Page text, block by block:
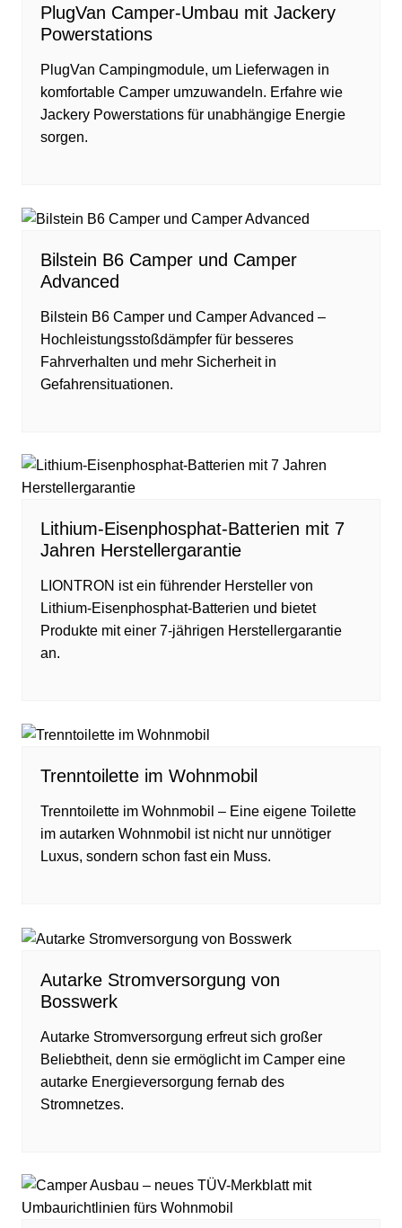
PlugVan Camper-Umbau mit Jackery
Powerstations
PlugVan Campingmodule, um Lieferwagen in
komfortable Camper umzuwandeln. Erfahre wie
Jackery Powerstations für unabhängige Energie
sorgen.
Bilstein B6 Camper und Camper
Advanced
Bilstein B6 Camper und Camper Advanced –
Hochleistungsstoßdämpfer für besseres
Fahrverhalten und mehr Sicherheit in
Gefahrensituationen.
Lithium-Eisenphosphat-Batterien mit 7
Jahren Herstellergarantie
LIONTRON ist ein führender Hersteller von
Lithium-Eisenphosphat-Batterien und bietet
Produkte mit einer 7-jährigen Herstellergarantie
an.
Trenntoilette im Wohnmobil
Trenntoilette im Wohnmobil – Eine eigene Toilette
im autarken Wohnmobil ist nicht nur unnötiger
Luxus, sondern schon fast ein Muss.
Autarke Stromversorgung von
Bosswerk
Autarke Stromversorgung erfreut sich großer
Beliebtheit, denn sie ermöglicht im Camper eine
autarke Energieversorgung fernab des
Stromnetzes.